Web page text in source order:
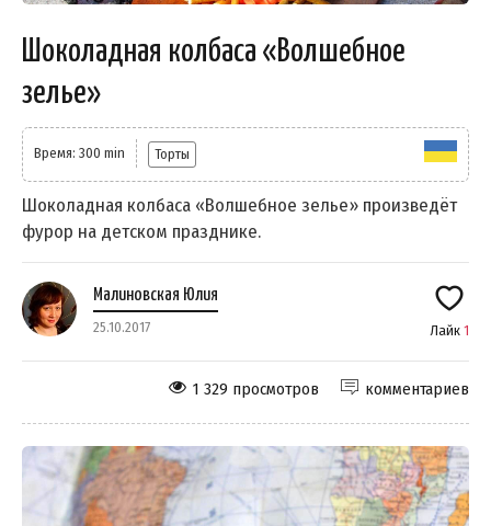
Шоколадная колбаса «Волшебное
зелье»
Время: 300 min Торты
Шоколадная колбаса «Волшебное зелье» произведёт
фурор на детском празднике.
Малиновская Юлия
25.10.2017 Лайк 1
комментариев
1 329 просмотров